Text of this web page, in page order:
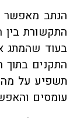
הנתב מאפשר
התקשורת בין
בעוד שהמתג
התקנים בתוך
תשפיע על
עומסים